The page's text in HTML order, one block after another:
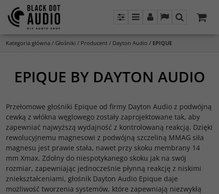
PanelMenuPanel LangSzukaj
Kategoria główna / Głośniki / Producent / Dayton Audio / EPIQUE
EPIQUE BY DAYTON AUDIO
Przełomowe głośniki Epique od firmy Dayton Audio z podwójną
cewką z włókna węglowego zostały zaprojektowane tak, aby
zapewniać najwyższą wydajność z kontrolowaną reakcją. Dzięki
rewolucyjnemu magnesowi z podwójną szczeliną MMAG siła
magnesu jest prawie stała, nawet przy skoku membrany 14
mm Xmax. Zdolny do niespotykanego skoku jak na swój
rozmiar, zapewniając jednocześnie płynną reakcję z niskimi
zniekształceniami, głośnik Dayton Audio Epique daje
możliwość tworzenia systemów, które zapewniają niezwykłą